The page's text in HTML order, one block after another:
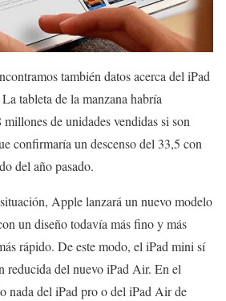
también datos acerca del iPad
tableta de la manzana habría
de unidades vendidas si son
confirmaría un descenso del 33,5 con
del año pasado.
Apple lanzará un nuevo modelo
un diseño todavía más fino y más
rápido. De este modo, el iPad mini sí
reducida del nuevo iPad Air. En el
nada del iPad pro o del iPad Air de